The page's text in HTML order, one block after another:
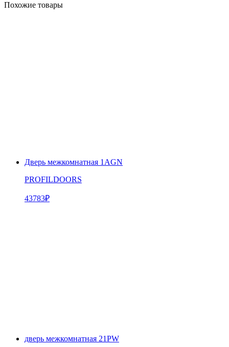
Похожие товары
Дверь межкомнатная 1AGN
PROFILDOORS
43783₽
дверь межкомнатная 21PW